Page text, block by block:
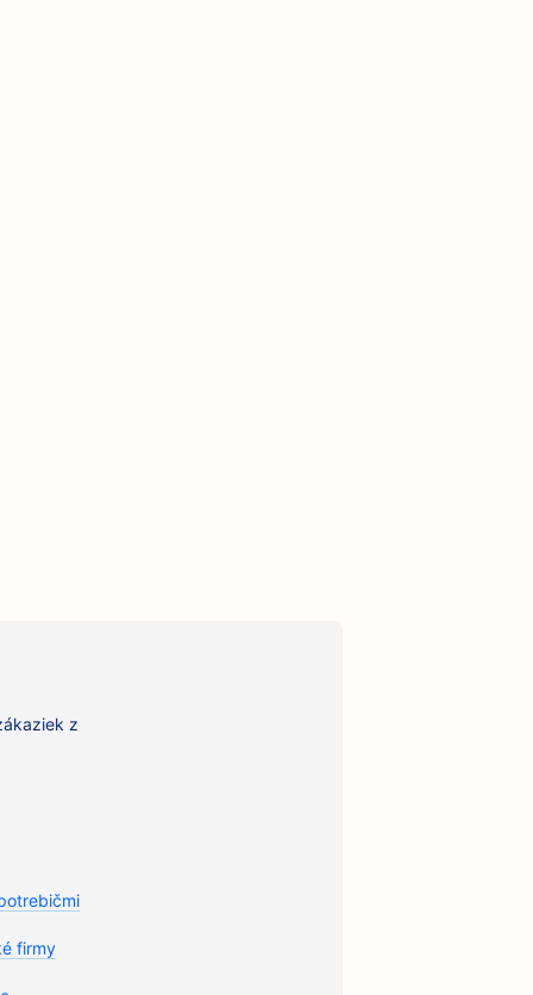
z
firmy